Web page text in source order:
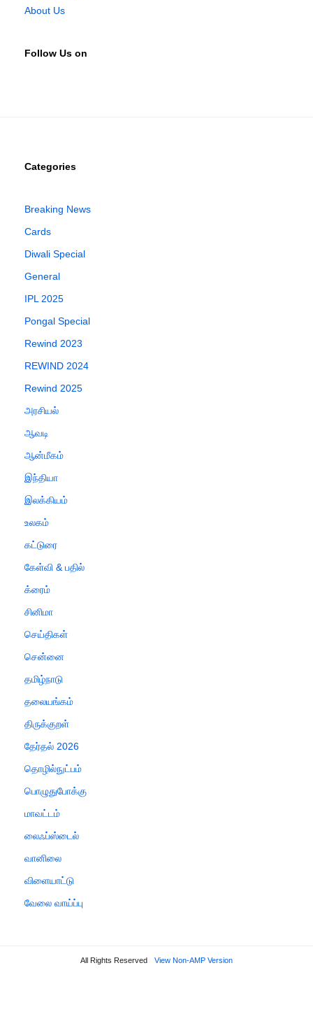
About Us
Follow Us on
Categories
Breaking News
Cards
Diwali Special
General
IPL 2025
Pongal Special
Rewind 2023
REWIND 2024
Rewind 2025
அரசியல்
ஆவடி
ஆன்மீகம்
இந்தியா
இலக்கியம்
உலகம்
கட்டுரை
கேள்வி & பதில்
க்ரைம்
சினிமா
செய்திகள்
சென்னை
தமிழ்நாடு
தலையங்கம்
திருக்குறள்
தேர்தல் 2026
தொழில்நுட்பம்
பொழுதுபோக்கு
மாவட்டம்
லைஃப்ஸ்டைல்
வானிலை
விளையாட்டு
வேலை வாய்ப்பு
All Rights Reserved View Non-AMP Version